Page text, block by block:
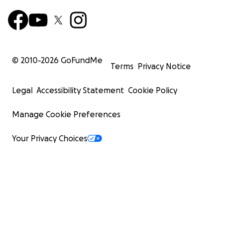
© 2010-2026 GoFundMe
Terms Privacy Notice
Legal Accessibility Statement Cookie Policy
Manage Cookie Preferences
Your Privacy Choices